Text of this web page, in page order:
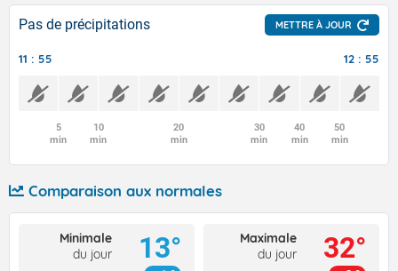
Pas de précipitations METTRE À JOUR
11 : 55 12 : 55
5
min
10
min
20
min
30
min
40
min
50
min
Comparaison aux normales
Minimale
du jour
13°
Maximale
du jour
32°